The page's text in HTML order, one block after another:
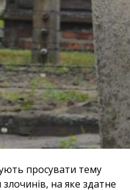
просувати тему
на яке здатне